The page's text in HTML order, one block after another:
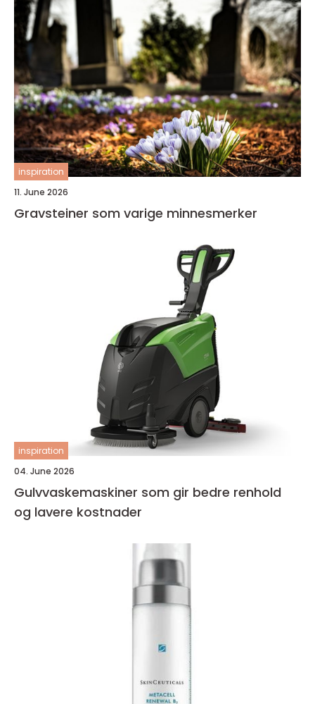
inspiration
11. June 2026
Gravsteiner som varige minnesmerker
inspiration
04. June 2026
Gulvvaskemaskiner som gir bedre renhold
og lavere kostnader